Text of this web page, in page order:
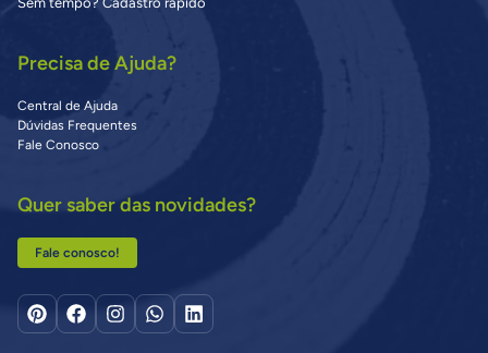
Precisa de Ajuda?
Central de Ajuda
Dúvidas Frequentes
Fale Conosco
Quer saber das novidades?
Fale conosco!